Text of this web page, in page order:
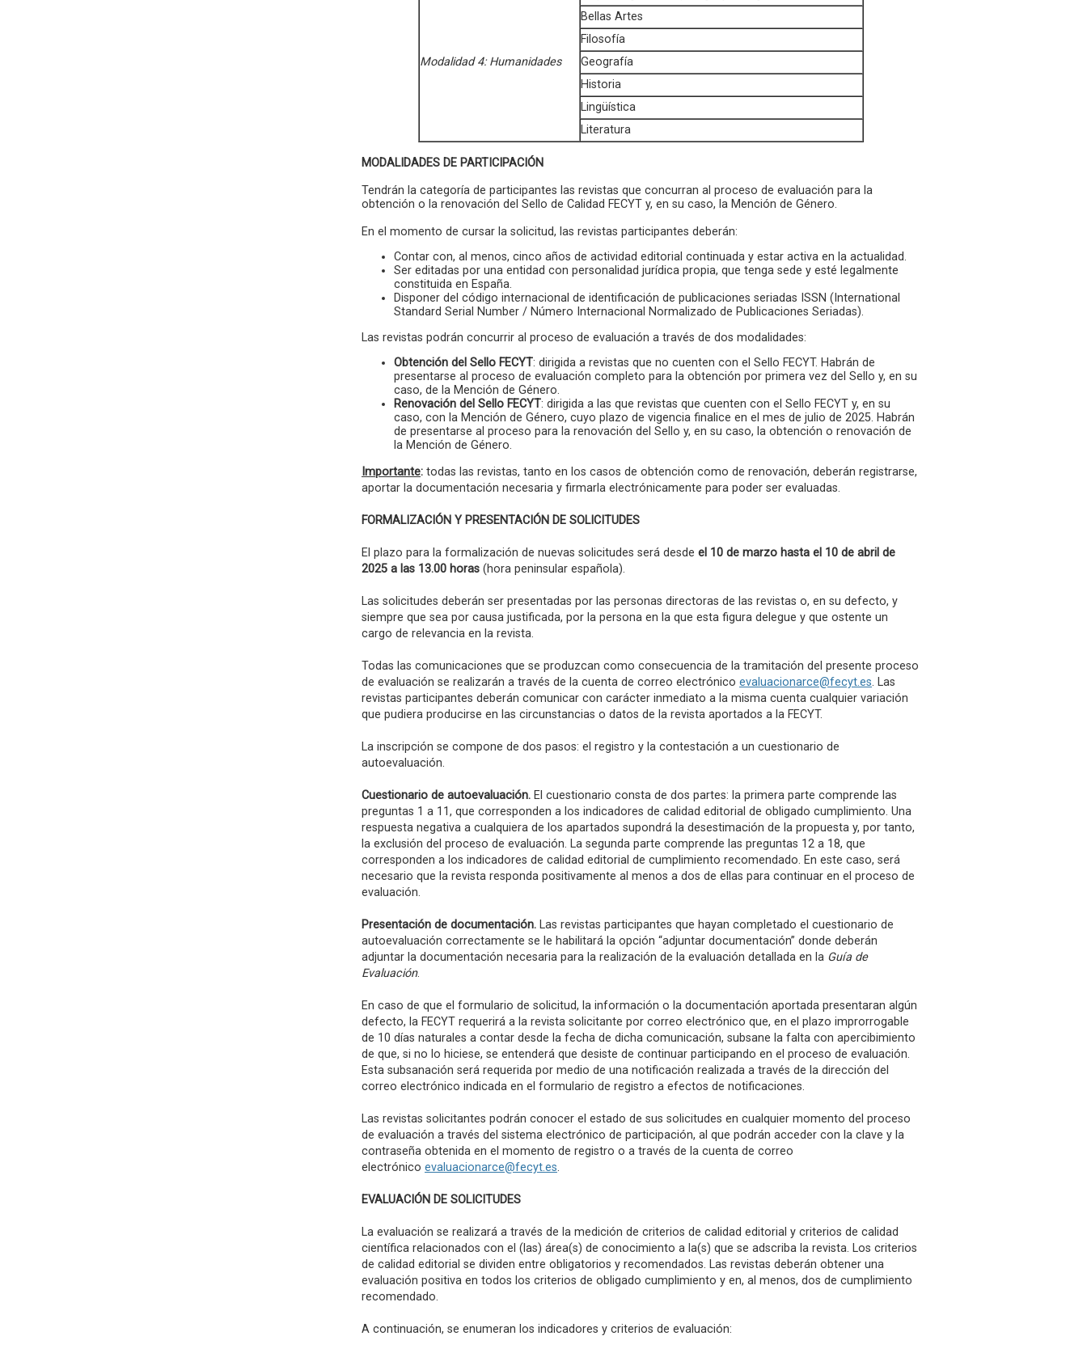
Modalidad 4: Humanidades
Bellas Artes
Filosofía
Geografía
Historia
Lingüística
Literatura
MODALIDADES DE PARTICIPACIÓN
Tendrán la categoría de participantes las revistas que concurran al proceso de evaluación para la
obtención o la renovación del Sello de Calidad FECYT y, en su caso, la Mención de Género.
En el momento de cursar la solicitud, las revistas participantes deberán:
Contar con, al menos, cinco años de actividad editorial continuada y estar activa en la actualidad.
Ser editadas por una entidad con personalidad jurídica propia, que tenga sede y esté legalmente
constituida en España.
Disponer del código internacional de identificación de publicaciones seriadas ISSN (International
Standard Serial Number / Número Internacional Normalizado de Publicaciones Seriadas).
Las revistas podrán concurrir al proceso de evaluación a través de dos modalidades:
Obtención del Sello FECYT: dirigida a revistas que no cuenten con el Sello FECYT. Habrán de
presentarse al proceso de evaluación completo para la obtención por primera vez del Sello y, en su
caso, de la Mención de Género.
Renovación del Sello FECYT: dirigida a las que revistas que cuenten con el Sello FECYT y, en su
caso, con la Mención de Género, cuyo plazo de vigencia finalice en el mes de julio de 2025. Habrán
de presentarse al proceso para la renovación del Sello y, en su caso, la obtención o renovación de
la Mención de Género.
Importante: todas las revistas, tanto en los casos de obtención como de renovación, deberán registrarse,
aportar la documentación necesaria y firmarla electrónicamente para poder ser evaluadas.
FORMALIZACIÓN Y PRESENTACIÓN DE SOLICITUDES
El plazo para la formalización de nuevas solicitudes será desde el 10 de marzo hasta el 10 de abril de
2025 a las 13.00 horas (hora peninsular española).
Las solicitudes deberán ser presentadas por las personas directoras de las revistas o, en su defecto, y
siempre que sea por causa justificada, por la persona en la que esta figura delegue y que ostente un
cargo de relevancia en la revista.
Todas las comunicaciones que se produzcan como consecuencia de la tramitación del presente proceso
de evaluación se realizarán a través de la cuenta de correo electrónico evaluacionarce@fecyt.es. Las
revistas participantes deberán comunicar con carácter inmediato a la misma cuenta cualquier variación
que pudiera producirse en las circunstancias o datos de la revista aportados a la FECYT.
La inscripción se compone de dos pasos: el registro y la contestación a un cuestionario de
autoevaluación.
Cuestionario de autoevaluación. El cuestionario consta de dos partes: la primera parte comprende las
preguntas 1 a 11, que corresponden a los indicadores de calidad editorial de obligado cumplimiento. Una
respuesta negativa a cualquiera de los apartados supondrá la desestimación de la propuesta y, por tanto,
la exclusión del proceso de evaluación. La segunda parte comprende las preguntas 12 a 18, que
corresponden a los indicadores de calidad editorial de cumplimiento recomendado. En este caso, será
necesario que la revista responda positivamente al menos a dos de ellas para continuar en el proceso de
evaluación.
Presentación de documentación. Las revistas participantes que hayan completado el cuestionario de
autoevaluación correctamente se le habilitará la opción “adjuntar documentación” donde deberán
adjuntar la documentación necesaria para la realización de la evaluación detallada en la Guía de
Evaluación.
En caso de que el formulario de solicitud, la información o la documentación aportada presentaran algún
defecto, la FECYT requerirá a la revista solicitante por correo electrónico que, en el plazo improrrogable
de 10 días naturales a contar desde la fecha de dicha comunicación, subsane la falta con apercibimiento
de que, si no lo hiciese, se entenderá que desiste de continuar participando en el proceso de evaluación.
Esta subsanación será requerida por medio de una notificación realizada a través de la dirección del
correo electrónico indicada en el formulario de registro a efectos de notificaciones.
Las revistas solicitantes podrán conocer el estado de sus solicitudes en cualquier momento del proceso
de evaluación a través del sistema electrónico de participación, al que podrán acceder con la clave y la
contraseña obtenida en el momento de registro o a través de la cuenta de correo
electrónico evaluacionarce@fecyt.es.
EVALUACIÓN DE SOLICITUDES
La evaluación se realizará a través de la medición de criterios de calidad editorial y criterios de calidad
científica relacionados con el (las) área(s) de conocimiento a la(s) que se adscriba la revista. Los criterios
de calidad editorial se dividen entre obligatorios y recomendados. Las revistas deberán obtener una
evaluación positiva en todos los criterios de obligado cumplimiento y en, al menos, dos de cumplimiento
recomendado.
A continuación, se enumeran los indicadores y criterios de evaluación: